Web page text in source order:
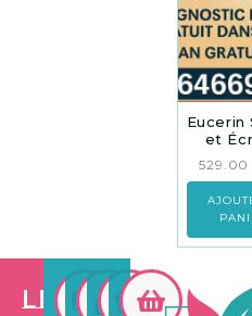
Eucerin
et
529.00
Les